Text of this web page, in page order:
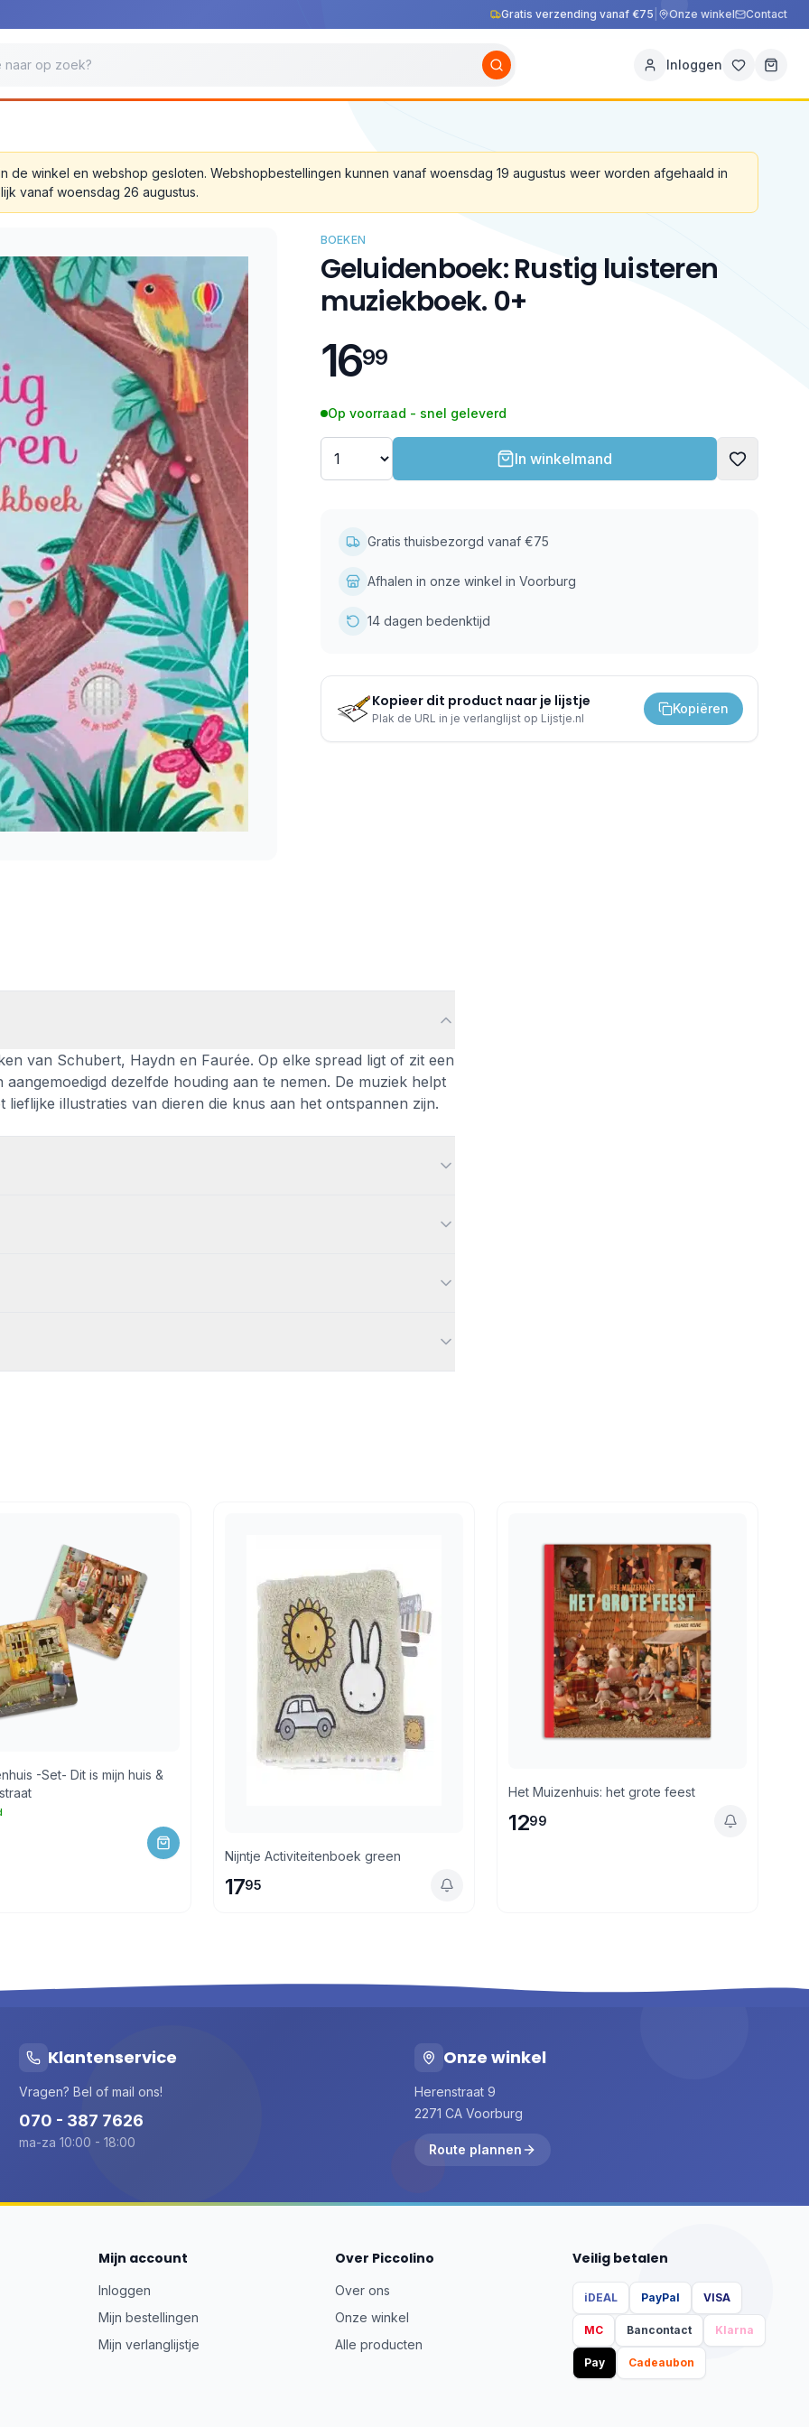
Gratis verzending vanaf €75 Onze winkel Contact
Inloggen
de winkel en webshop gesloten. Webshopbestellingen kunnen vanaf woensdag 19 augustus weer worden afgehaald in
vanaf woensdag 26 augustus.
BOEKEN
Geluidenboek: Rustig luisteren
muziekboek. 0+
1699
Op voorraad - snel geleverd
In winkelmand
Gratis thuisbezorgd vanaf €75
Afhalen in onze winkel in Voorburg
14 dagen bedenktijd
Kopieer dit product naar je lijstje
Plak de URL in je verlanglijst op Lijstje.nl
Kopiëren
van Schubert, Haydn en Faurée. Op elke spread ligt of zit een
dezelfde houding aan te nemen. De muziek helpt
illustraties van dieren die knus aan het ontspannen zijn.
-Set- Dit is mijn huis &
Nijntje Activiteitenboek green
1795
Het Muizenhuis: het grote feest
1299
Klantenservice
Vragen? Bel of mail ons!
070 - 387 7626
ma-za 10:00 - 18:00
Onze winkel
Herenstraat 9
2271 CA Voorburg
Route plannen
Mijn account
Inloggen
Mijn bestellingen
Mijn verlanglijstje
Over Piccolino
Over ons
Onze winkel
Alle producten
Veilig betalen
iDEAL PayPal VISA
MC Bancontact Klarna
Pay Cadeaubon